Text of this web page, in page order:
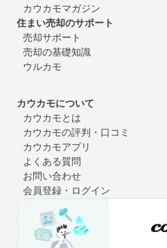
カウカモマガジン
住まい売却のサポート
売却サポート
売却の基礎知識
ウルカモ
カウカモについて
カウカモとは
カウカモの評判・口コミ
カウカモアプリ
よくある質問
お問い合わせ
会員登録・ログイン